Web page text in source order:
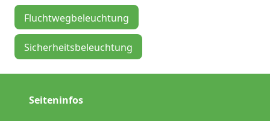
Fluchtwegbeleuchtung
Sicherheitsbeleuchtung
Seiteninfos